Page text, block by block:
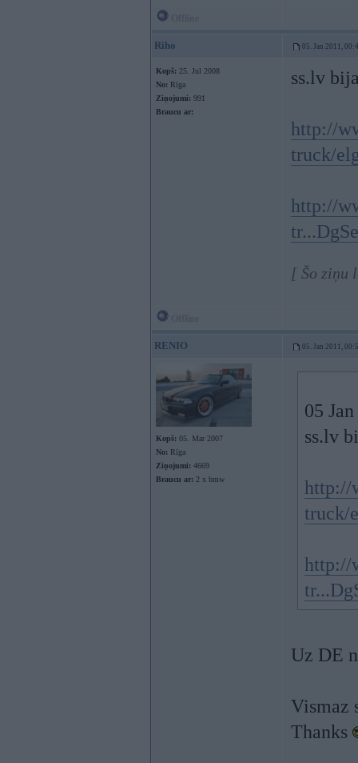
Riho 05. Jan 2011,
Kopš: 25. Jul 2008
No: Rīga
Ziņojumi: 991
Braucu ar:
ss.lv
http://
truck/
http://
[ Šo ziņu
RENIO 05. Jan 2011,
Kopš: 05. Mar 2007
No: Rīga
Ziņojumi: 4669
Braucu ar: 2 x bmw
05
ss.lv
http://
truck/
http://
Uz DE
Vismaz
Thanks